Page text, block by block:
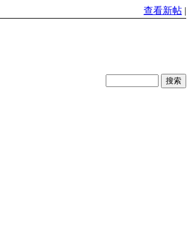
查看新帖 |